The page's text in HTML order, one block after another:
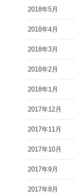
2018年5月
2018年4月
2018年3月
2018年2月
2018年1月
2017年12月
2017年11月
2017年10月
2017年9月
2017年8月